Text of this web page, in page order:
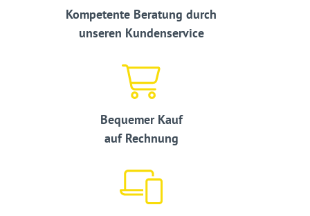
Kompetente Beratung durch
unseren Kundenservice
Bequemer Kauf
auf Rechnung